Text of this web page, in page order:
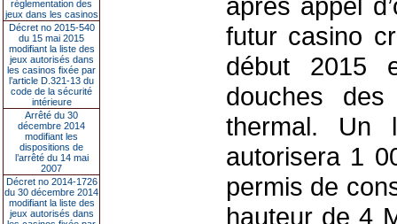
réglementation des
jeux dans les casinos
Décret no 2015-540
du 15 mai 2015
modifiant la liste des
jeux autorisés dans
les casinos fixée par
l’article D.321-13 du
code de la sécurité
intérieure
Arrêté du 30
décembre 2014
modifiant les
dispositions de
l’arrêté du 14 mai
2007
Décret no 2014-1726
du 30 décembre 2014
modifiant la liste des
jeux autorisés dans
futur casino
début 2015
douches
thermal. Un
autorisera 1
permis de
hauteur de 4